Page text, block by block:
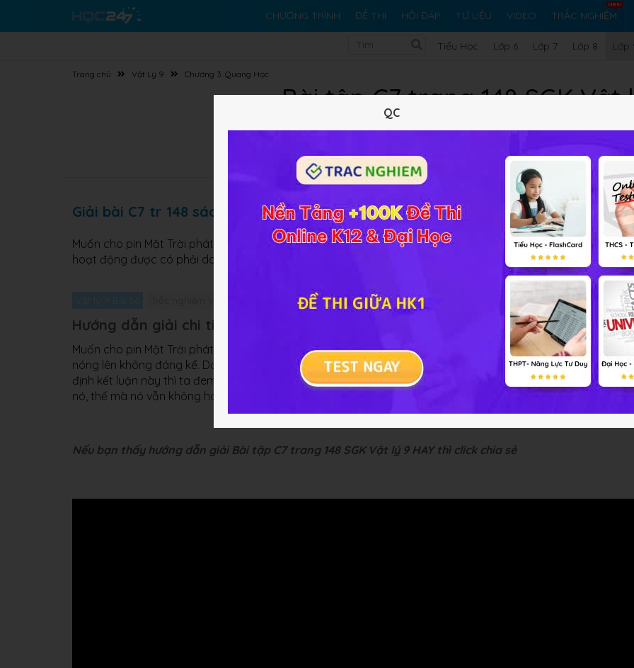
CHƯƠNG TRÌNH ĐỀ THI HỎI ĐÁP TƯ LIỆU VIDEO TRẮC NGHIỆM
Tiểu Học Lớp 6 Lớp 7 Lớp 8 Lớp
Trang chủ Vật Lý 9 Chương 3: Quang Học
Bài tập C7 trang 148 SGK Vật
5 trắc nghiệm
Lý thuyết 5Trắc nghiệm 22BT SGK 15FAQ
Giải bài C7 tr 148 sách GK Lý lớp 9
Muốn cho pin Mặt Trời phát điện phải có điều kiện gì ? Khi pin hoạt động, nó có nóng lên không? Như vậy, pin
hoạt động được có phải do tác dụng của ánh sáng hay không ?
Giải bài tập Vật lý 9 Bài 56
Hướng dẫn giải chi tiết
Muốn cho pin Mặt Trời phát điện phải có ánh sáng chiếu vào pin. Khi pin hoạt động thì nó không nóng lên,
nóng lên không đáng kể. Do đó, pin hoạt động được không phải do tác dụng nhiệt của ánh sáng. Muốn
định kết luận này thì ta đem pin vào chỗ tối lờ mờ rồi áp tay vào pin cho nó nóng lên hơn cả lúc chiếu sáng
nó, thế mà nó vẫn không hoạt động.
Nếu bạn thấy hướng dẫn giải Bài tập C7 trang 148 SGK Vật lý 9 HAY thì click chia sẻ
QC